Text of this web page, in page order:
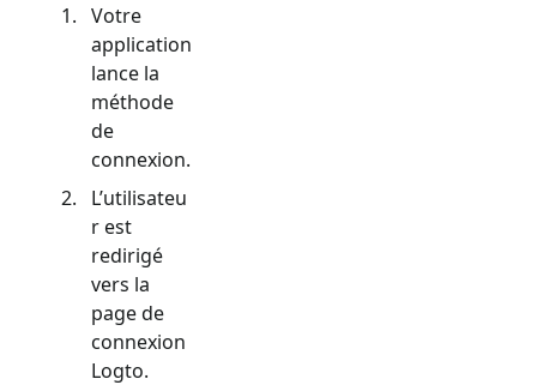
Votre
application
lance la
méthode
de
connexion.
L’utilisateu
r est
redirigé
vers la
page de
connexion
Logto.